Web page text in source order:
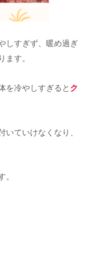
しすぎず、暖め過ぎ
ます。
を冷やしすぎると ク
いていけなくなり、
。